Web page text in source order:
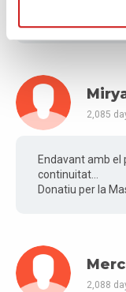
2,085
Endavant amb el
continuitat...
Donatiu per la
2,088